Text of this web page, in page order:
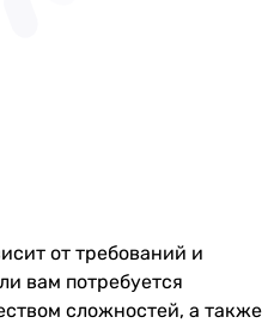
от требований и
вам потребуется
сложностей, а также